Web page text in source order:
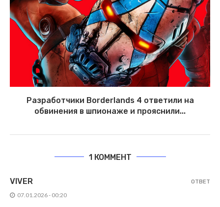
Разработчики Borderlands 4 ответили на
обвинения в шпионаже и прояснили...
1 КОММЕНТ
VIVER
07.01.2026 - 00:20
ОТВЕТ